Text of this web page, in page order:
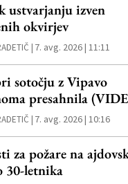
ustvarjanju izven
okvirjev
| 7. avg. 2026 | 11:11
sotočju z Vipavo
presahnila
| 7. avg. 2026 | 10:16
za požare na
30-letnika